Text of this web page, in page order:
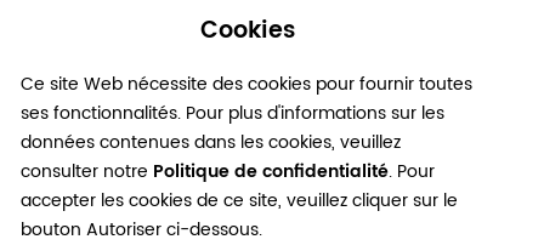
Cookies
Ce site Web nécessite des cookies pour fournir toutes
ses fonctionnalités. Pour plus d'informations sur les
données contenues dans les cookies, veuillez
consulter notre Politique de confidentialité. Pour
accepter les cookies de ce site, veuillez cliquer sur le
bouton Autoriser ci-dessous.
0